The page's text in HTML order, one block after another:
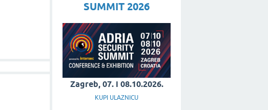
SUMMIT 2026
Zagreb, 07. i 08.10.2026.
KUPI ULAZNICU